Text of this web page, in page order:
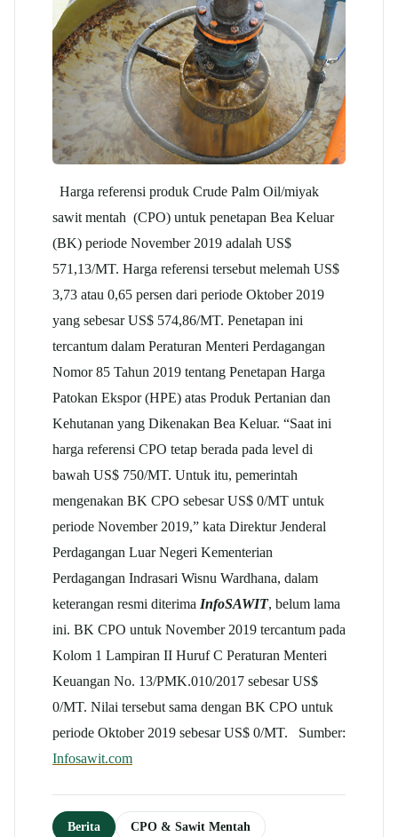
Harga referensi produk Crude Palm Oil/miyak
sawit mentah (CPO) untuk penetapan Bea Keluar
(BK) periode November 2019 adalah US$
571,13/MT. Harga referensi tersebut melemah US$
3,73 atau 0,65 persen dari periode Oktober 2019
yang sebesar US$ 574,86/MT. Penetapan ini
tercantum dalam Peraturan Menteri Perdagangan
Nomor 85 Tahun 2019 tentang Penetapan Harga
Patokan Ekspor (HPE) atas Produk Pertanian dan
Kehutanan yang Dikenakan Bea Keluar. “Saat ini
harga referensi CPO tetap berada pada level di
bawah US$ 750/MT. Untuk itu, pemerintah
mengenakan BK CPO sebesar US$ 0/MT untuk
periode November 2019,” kata Direktur Jenderal
Perdagangan Luar Negeri Kementerian
Perdagangan Indrasari Wisnu Wardhana, dalam
keterangan resmi diterima InfoSAWIT, belum lama
ini. BK CPO untuk November 2019 tercantum pada
Kolom 1 Lampiran II Huruf C Peraturan Menteri
Keuangan No. 13/PMK.010/2017 sebesar US$
0/MT. Nilai tersebut sama dengan BK CPO untuk
periode Oktober 2019 sebesar US$ 0/MT. Sumber:
Infosawit.com
Berita CPO & Sawit Mentah